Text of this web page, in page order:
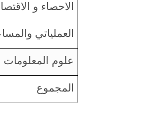
الاحصاء و
العملياتي
علوم المعلومات
المجموع